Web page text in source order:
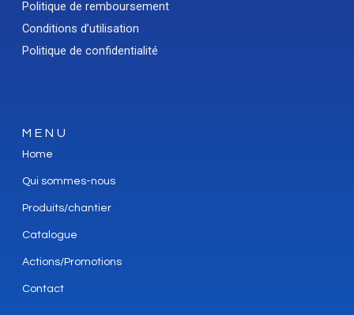
Politique de remboursement
Conditions d’utilisation
Politique de confidentialité
MENU
Home
Qui sommes-nous
Produits/chantier
Catalogue
Actions/Promotions
Contact